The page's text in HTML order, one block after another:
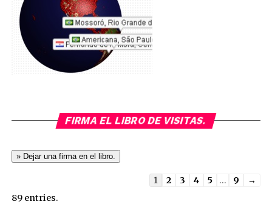
FIRMA EL LIBRO DE VISITAS.
Guestbook
1 2 3 4 5 ... 9
→
89 entries.